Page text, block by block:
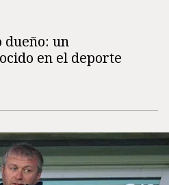
dueño: un
en el deporte